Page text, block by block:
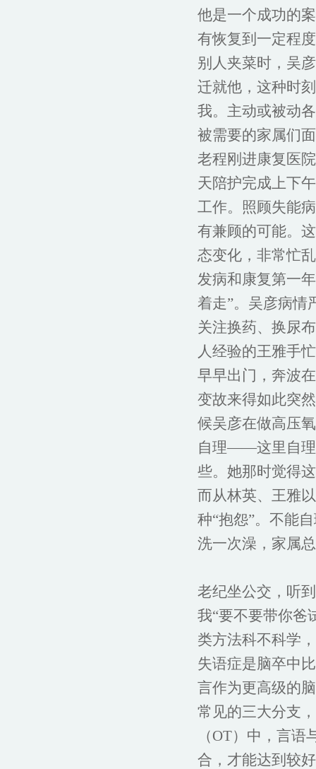
他是一个成功的
有恢复到一定程
别人夹菜时，吴
迁就他，这种时
我。主动或被动
被需要的家属们
老程刚进康复医
天陪护完成上下
工作。照顾失能
有兼顾的可能。
态变化，非常忙
发病和康复第一
着走”。吴彦病情
关注换药、换尿
人经验的王雅手
早早出门，奔波
变故来得如此突
候吴彦在做高压
自理——这里自理
些。她那时觉得
而从林英、王雅
种“抱怨”。不能
洗一次澡，家属
老纪坐公交，听
我“要不要带你爸
类方法科不科学
失语症是脑卒中
言作为更高级的
常见的三大分支
（OT）中，言
合，才能达到较